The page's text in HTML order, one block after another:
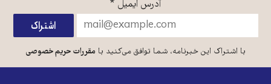
آدرس ایمیل *
با اشتراک این خبرنامه، شما توافق می‌کنید بامقررات حریم خصوصی